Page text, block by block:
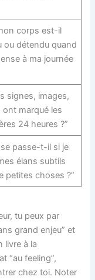
corps est-il
ou détendu quand
à ma journée
signes, images,
ont marqué les
24 heures ?”
se passe-t-il si je
élans subtils
petites choses ?”
tu peux par
grand enjeu” et
livre à la
“au feeling”,
chez toi. Noter